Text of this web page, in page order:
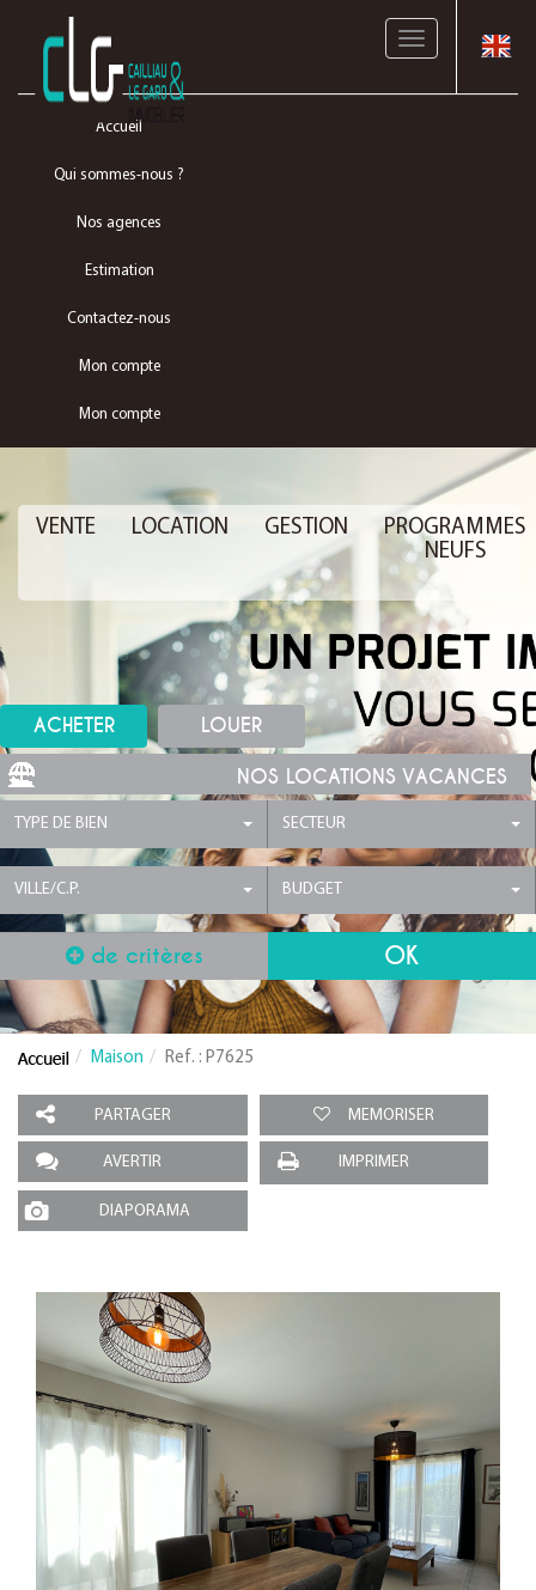
Toggle
Accueil
Qui sommes-nous ?
Nos agences
Estimation
Contactez-nous
Mon compte
Mon compte
VENTE LOCATION GESTION
PROGRAMMES
NEUFS
ACHETER LOUER
NOS LOCATIONS VACANCES
TYPE DE BIEN SECTEUR
VILLE/C.P. BUDGET
de critères
Maison Ref. : P7625
PARTAGER MEMORISER
AVERTIR IMPRIMER
DIAPORAMA